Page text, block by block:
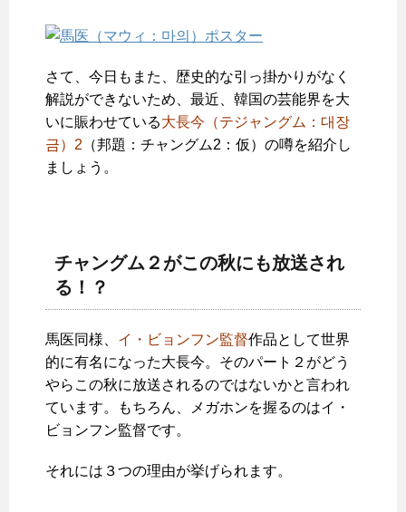
さて、今日もまた、歴史的な引っ掛かりがなく
解説ができないため、最近、韓国の芸能界を大
いに賑わせている大長今（テジャングム：대장
금）2 （邦題：チャングム2：仮）の噂を紹介し
ましょう。
チャングム２がこの秋にも放送され
る！？
馬医同様、 イ・ビョンフン監督作品として世界
的に有名になった大長今。そのパート２がどう
やらこの秋に放送されるのではないかと言われ
ています。もちろん、メガホンを握るのはイ・
ビョンフン監督です。
それには３つの理由が挙げられます。